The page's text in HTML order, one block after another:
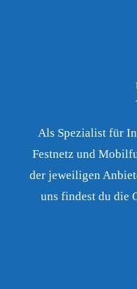
Als Spezialist für
Festnetz und
der jeweiligen
uns findest du die